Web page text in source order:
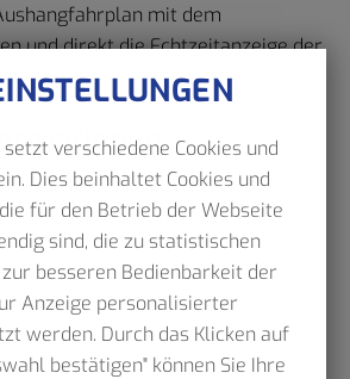
mit dem
und direkt die Echtzeitanzeige der
sehen.
Aushangfahrplan erstellen
verschiedene Cookies und
Dies beinhaltet Cookies und
für den Betrieb der Webseite
sind, die zu statistischen
besseren Bedienbarkeit der
Anzeige personalisierter
werden. Durch das Klicken auf
bestätigen" können Sie Ihre